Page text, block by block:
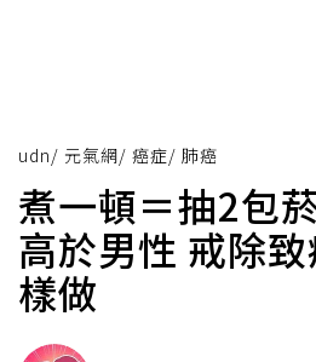
udn/ 元氣網/ 癌症/ 肺癌
煮一頓＝抽2包
高於男性 戒除
樣做